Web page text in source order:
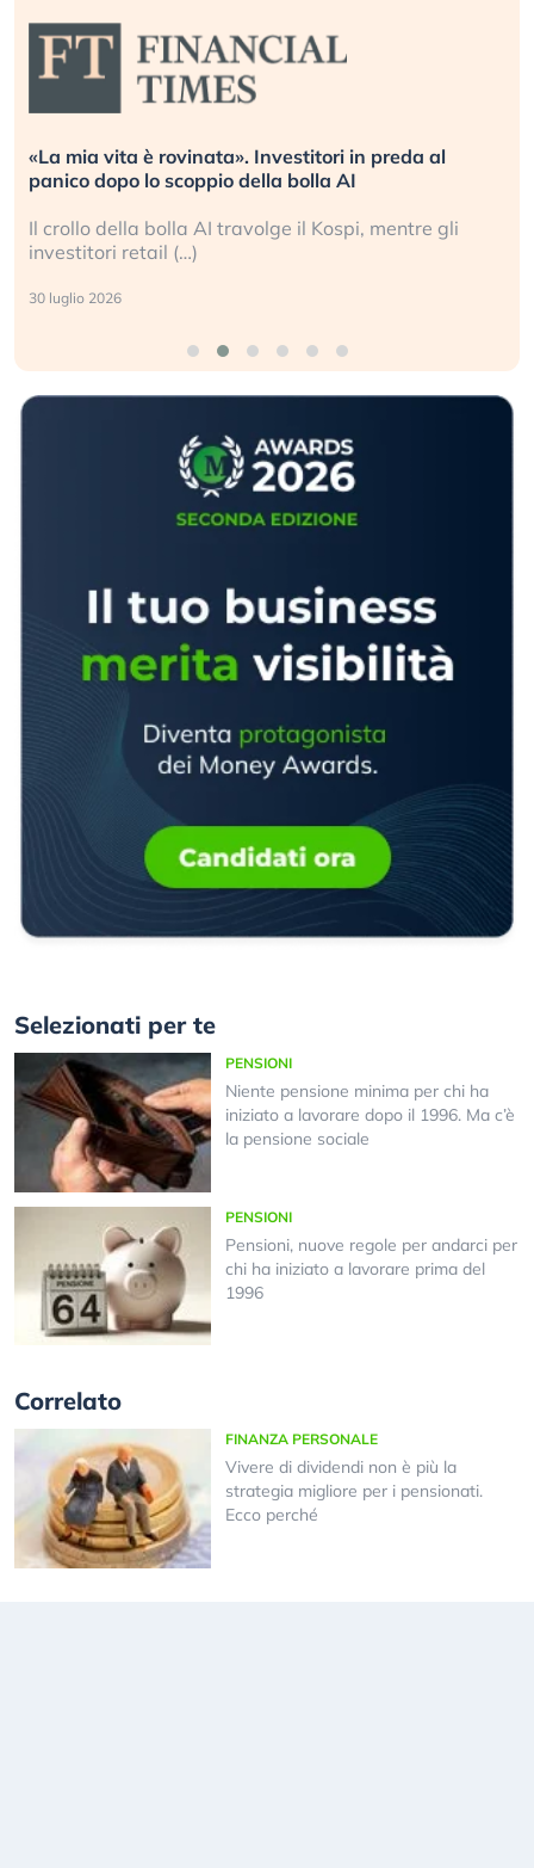
«La mia vita è rovinata». Investitori in preda al
panico dopo lo scoppio della bolla AI
Il crollo della bolla AI travolge il Kospi, mentre gli
investitori retail (…)
30 luglio 2026
Selezionati per te
PENSIONI
Niente pensione minima per chi ha
iniziato a lavorare dopo il 1996. Ma c’è
la pensione sociale
PENSIONI
Pensioni, nuove regole per andarci per
chi ha iniziato a lavorare prima del
1996
Correlato
FINANZA PERSONALE
Vivere di dividendi non è più la
strategia migliore per i pensionati.
Ecco perché